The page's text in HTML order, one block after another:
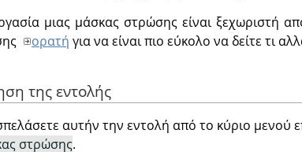
μιας μάσκας στρώσης είναι ξεχωριστή
ορατή για να είναι πιο εύκολο να δείτε τι
της εντολής
αυτήν την εντολή από το κύριο μενού
στρώσης.